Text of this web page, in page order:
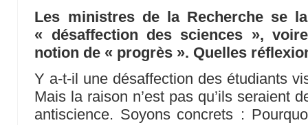
Les ministres de la Recherche se
« désaffection des sciences »,
notion de « progrès ». Quelles
Y a-t-il une désaffection des étudiants
Mais la raison n’est pas qu’ils seraient
antiscience. Soyons concrets :